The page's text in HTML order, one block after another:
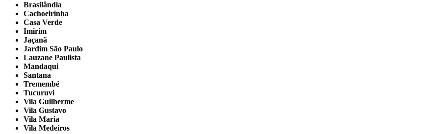
Brasilândia
Cachoeirinha
Casa Verde
Imirim
Jaçanã
Jardim São Paulo
Lauzane Paulista
Mandaqui
Santana
Tremembé
Tucuruvi
Vila Guilherme
Vila Gustavo
Vila Maria
Vila Medeiros